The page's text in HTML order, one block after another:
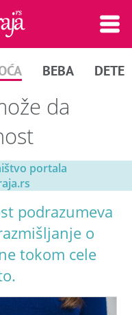
BEBA DETE
da
portala
podrazumeva
o
tokom cele